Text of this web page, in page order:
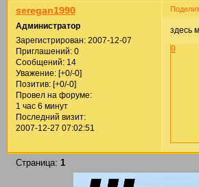
seregan1990
Администратор
Зарегистрирован: 2007-12-07
Приглашений:0
Сообщений:14
Уважение: [+0/-0]
Позитив: [+0/-0]
Провел на форуме:
1 час 6 минут
Последний визит:
2007-12-27 07:02:51
здесь
0
Страница: 1